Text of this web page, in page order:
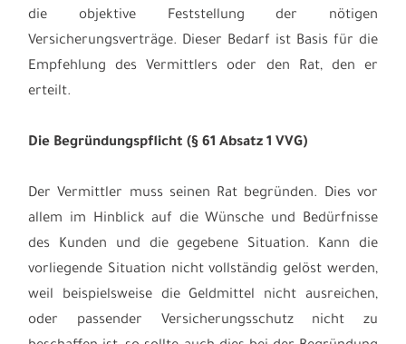
die objektive Feststellung der nötigen
Versicherungsverträge. Dieser Bedarf ist Basis für die
Empfehlung des Vermittlers oder den Rat, den er
erteilt.
Die Begründungspflicht (§ 61 Absatz 1 VVG)
Der Vermittler muss seinen Rat begründen. Dies vor
allem im Hinblick auf die Wünsche und Bedürfnisse
des Kunden und die gegebene Situation. Kann die
vorliegende Situation nicht vollständig gelöst werden,
weil beispielsweise die Geldmittel nicht ausreichen,
oder passender Versicherungsschutz nicht zu